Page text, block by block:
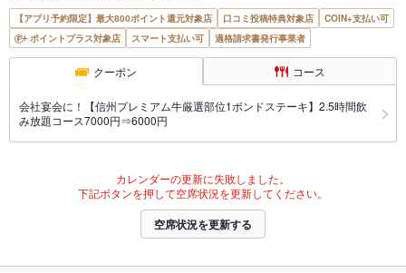
【アプリ予約限定】最大800ポイント還元対象店 口コミ投稿特典対象店
COIN+支払い可
ポイントプラス対象店
スマート支払い可 適格請求書発行事業者
クーポン コース
会社宴会に！【信州プレミアム牛厳選部位1ポンドステーキ】2.5時間飲
み放題コース7000円⇒6000円
カレンダーの更新に失敗しました。
下記ボタンを押して空席状況を更新してください。
空席状況を更新する